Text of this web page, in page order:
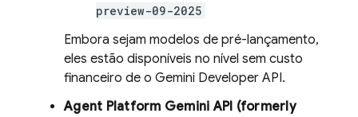
preview-09-2025
Embora sejam modelos de pré-lançamento,
eles estão disponíveis no nível sem custo
financeiro de o Gemini Developer API.
Agent Platform Gemini API (formerly